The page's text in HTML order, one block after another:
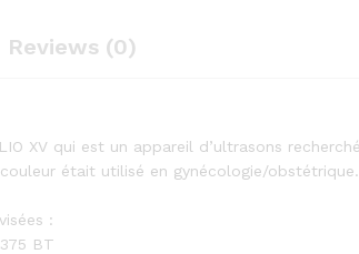
Reviews (0)
XV qui est un appareil d’ultrasons
était utilisé en gynécologie/
:
BT